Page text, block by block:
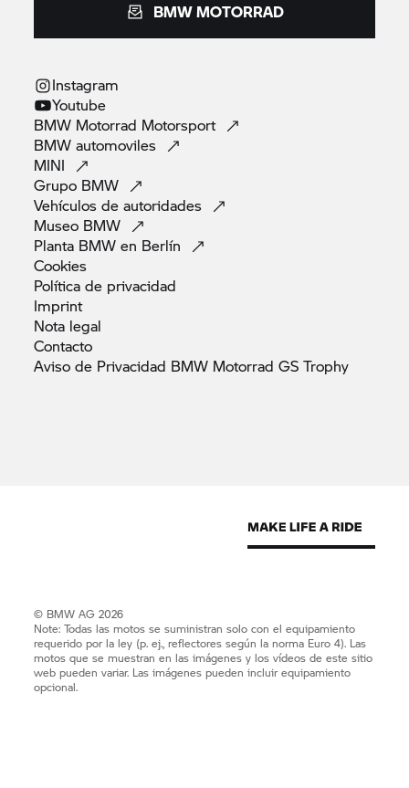
BMW MOTORRAD
Instagram
Youtube
BMW Motorrad Motorsport
BMWautomoviles
MINI
Grupo BMW
Vehículos deautoridades
Museo BMW
Planta BMW en Berlín
Cookies
Política de privacidad
Imprint
Nota legal
Contacto
Aviso de Privacidad BMW Motorrad GSTrophy
© BMW AG 2026
Note: Todas las motos se suministran solo con el equipamiento
requerido por la ley (p. ej., reflectores según la norma Euro 4). Las
motos que se muestran en las imágenes y los vídeos de este sitio
web pueden variar. Las imágenes pueden incluir equipamiento
opcional.